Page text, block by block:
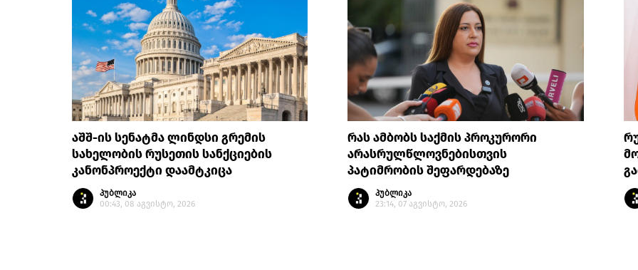
აშშ-ის სენატმა ლინდსი გრემის
სახელობის რუსეთის სანქციების
კანონპროექტი დაამტკიცა
პუბლიკა
00:43, 08 აგვისტო, 2026
რას ამბობს საქმის პროკურორი
არასრულწლოვნებისთვის
პატიმრობის შეფარდებაზე
პუბლიკა
23:14, 07 აგვისტო, 2026